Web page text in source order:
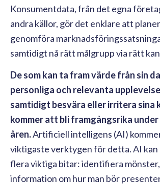
Konsumentdata, från det egna
andra källor, gör det enklare att
genomföra
samtidigt nå rätt målgrupp via rätt
De som kan ta fram värde från sin
personliga och relevanta
samtidigt besvära eller irritera sina
kommer att bli framgångsrika under
åren.Artificiell intelligens (AI)
viktigaste verktygen för detta. AI kan
flera viktiga bitar: identifiera
information om hur man bör